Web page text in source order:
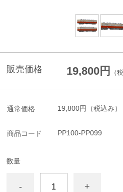
販売価格 19,800円 （
通常価格 19,800円 （税込み）
商品コード PP100-PP099
数量
- +